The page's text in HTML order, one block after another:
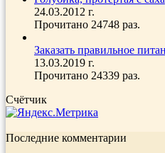
24.03.2012 г.
Прочитано 24748 раз.
Заказать правильное
13.03.2019 г.
Прочитано 24339 раз.
Счётчик
Последние комментарии